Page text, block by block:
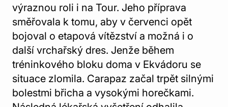
výraznou roli i na Tour. Jeho příprava
směřovala k tomu, aby v červenci opět
bojoval o etapová vítězství a možná i o
další vrchařský dres. Jenže během
tréninkového bloku doma v Ekvádoru se
situace zlomila. Carapaz začal trpět silnými
bolestmi břicha a vysokými horečkami.